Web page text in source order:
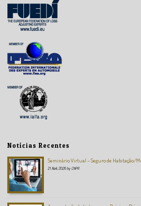
Notícias Recentes
Seminário Virtual – Seguro de Habitação/
21 Abril, 2026 by CNPR